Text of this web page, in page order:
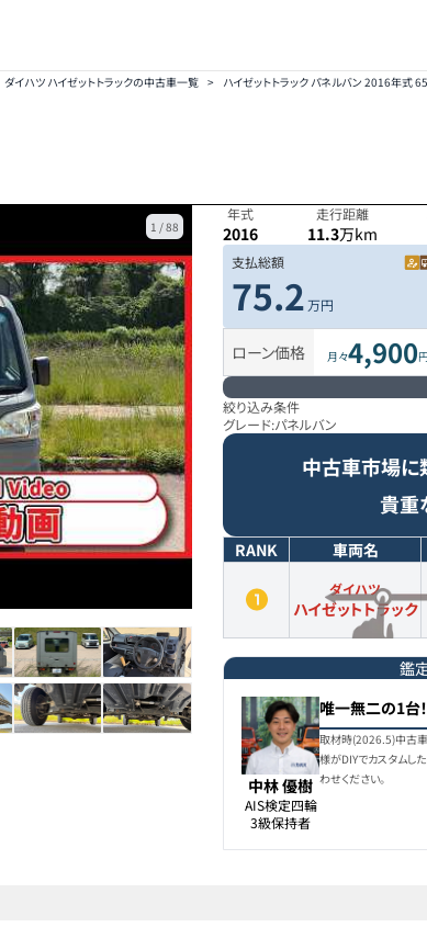
ダイハツ ハイゼットトラックの中古車一覧 > ハイゼットトラック パネルバン 2016年式
1 /88
年式
2016
走行距離
11.3万km
支払総額
75.2万円
ローン価格 月々4,900
絞り込み条件
グレード:パネルバン
中古車市場に
貴重
RANK 車両名
ダイハツ
ハイゼットトラック
鑑
中林 優樹
AIS検定四輪
3級保持者
唯一無二の1台！
取材時(2026.5)中古
様がDIYでカスタムし
わせください。